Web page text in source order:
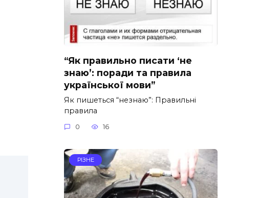
“Як правильно писати ‘не
знаю’: поради та правила
української мови”
Як пишеться “незнаю”: Правильні
правила
0 16
РІЗНЕ